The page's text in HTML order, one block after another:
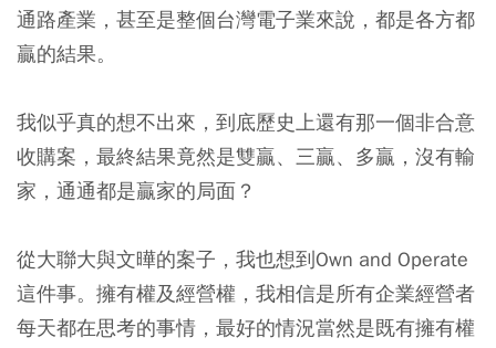
通路產業，甚至是整個台灣電子業來說，都是各方都
贏的結果。
我似乎真的想不出來，到底歷史上還有那一個非合意
收購案，最終結果竟然是雙贏、三贏、多贏，沒有輸
家，通通都是贏家的局面？
從大聯大與文曄的案子，我也想到Own and Operate
這件事。擁有權及經營權，我相信是所有企業經營者
每天都在思考的事情，最好的情況當然是既有擁有權